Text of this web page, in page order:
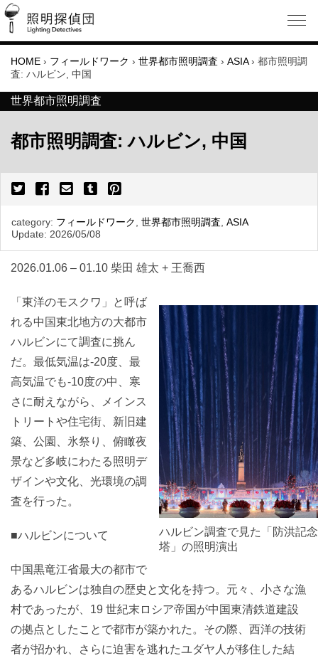
HOME › フィールドワーク › 世界都市照明調査 › ASIA › 都市照明調
査: ハルビン, 中国
世界都市照明調査
都市照明調査: ハルビン, 中国
category: フィールドワーク , 世界都市照明調査, ASIA
Update: 2026/05/08
2026.01.06 – 01.10 柴田 雄太 + 王喬西
ハルビン調査で見た「防洪記念
塔」の照明演出
「東洋のモスクワ」と呼ば
れる中国東北地方の大都市
ハルビンにて調査に挑ん
だ。最低気温は-20度、最
高気温でも-10度の中、寒
さに耐えながら、メインス
トリートや住宅街、新旧建
築、公園、氷祭り、俯瞰夜
景など多岐にわたる照明デ
ザインや文化、光環境の調
査を行った。
■ハルビンについて
中国黒竜江省最大の都市で
あるハルビンは独自の歴史と文化を持つ。元々、小さな漁
村であったが、19 世紀末ロシア帝国が中国東清鉄道建設
の拠点としたことで都市が築かれた。その際、西洋の技術
者が招かれ、さらに迫害を逃れたユダヤ人が移住した結